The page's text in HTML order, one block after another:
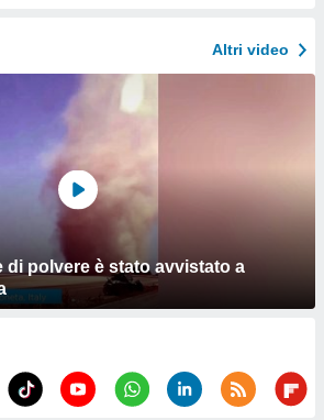
Altri video
di polvere è stato avvistato a